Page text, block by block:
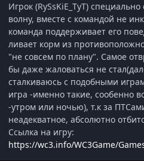
Игрок (RySsKiE_TyT)
волну, вместе с командой не
команда поддерживает его
ливает корм из
"не совсем по плану". Самое
бы даже жаловаться не
сталкиваюсь с подобными
игра -именно такие, сообенно
-утром или ночью), т.к за
неадекватное, абсолютно
Ссылка на игру:
https://wc3.info/WC3Game/